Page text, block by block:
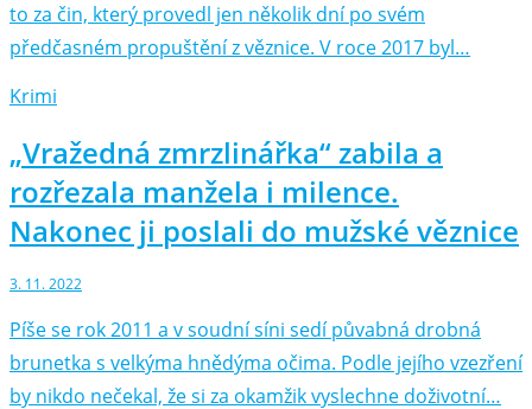
to za čin, který provedl jen několik dní po svém
předčasném propuštění z věznice. V roce 2017 byl…
Krimi
„Vražedná zmrzlinářka“ zabila a
rozřezala manžela i milence.
Nakonec ji poslali do mužské věznice
3. 11. 2022
Píše se rok 2011 a v soudní síni sedí půvabná drobná
brunetka s velkýma hnědýma očima. Podle jejího vzezření
by nikdo nečekal, že si za okamžik vyslechne doživotní…